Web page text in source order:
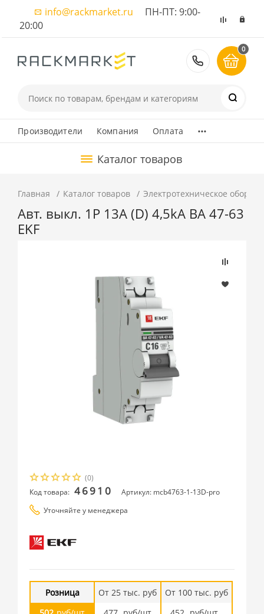
info@rackmarket.ru ПН-ПТ: 9:00-
20:00
8 (495)
0
Производители Компания Оплата ...
Каталог товаров
Главная Каталог товаров Электротехническое
Авт. выкл. 1P 13А (D) 4,5kA ВА 47-63
EKF
(0)
Код товара: 46910
Артикул: mcb4763-1-13D-pro
Уточняйте у менеджера
Розница
От 25 тыс. руб
От 100 тыс. руб